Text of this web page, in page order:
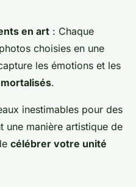
en art : Chaque
choisies en une
les émotions et les
.
inestimables pour des
une manière artistique de
célébrer votre unité